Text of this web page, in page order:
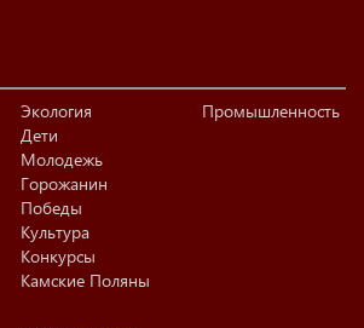
Экология
Дети
Молодежь
Горожанин
Победы
Культура
Конкурсы
Камские Поляны
Промышленность